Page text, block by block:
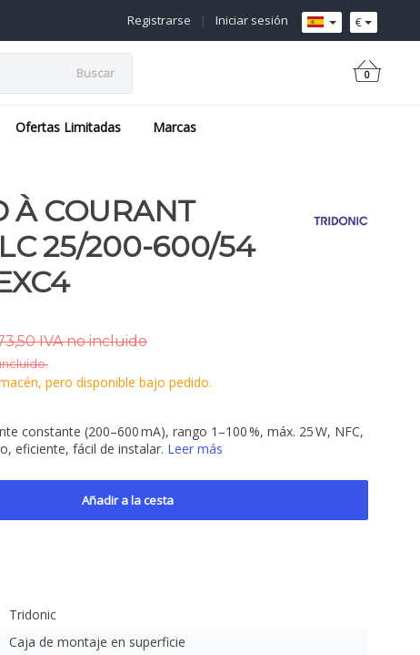
€
Iniciar sesión
|
Registrarse
Buscar 0
Ofertas Limitadas Marcas
À COURANT
25/200-600/54
IVA no incluido
pero disponible bajo pedido.
constante (200–600 mA), rango 1–100 %, máx. 25 W, NFC,
eficiente, fácil de instalar. Leer más
Añadir a la cesta
Tridonic
Caja de montaje en superficie